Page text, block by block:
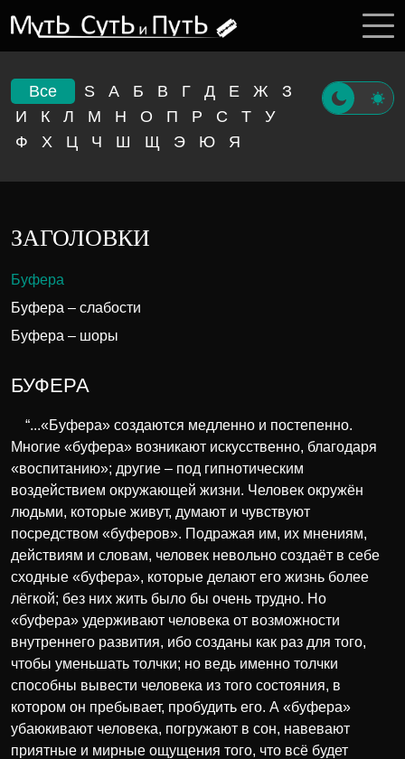
Все S А Б В Г Д Е Ж
З
И
К Л М Н О П Р С Т
У
Ф
Х Ц Ч Ш Щ Э Ю Я
ЗАГОЛОВКИ
Буфера
Буфера – слабости
Буфера – шоры
БУФЕРА
“...«Буфера» создаются медленно и постепенно.
Многие «буфера» возникают искусственно, благодаря
«воспитанию»; другие – под гипнотическим
воздействием окружающей жизни. Человек окружён
людьми, которые живут, думают и чувствуют
посредством «буферов». Подражая им, их мнениям,
действиям и словам, человек невольно создаёт в себе
сходные «буфера», которые делают его жизнь более
лёгкой; без них жить было бы очень трудно. Но
«буфера» удерживают человека от возможности
внутреннего развития, ибо созданы как раз для того,
чтобы уменьшать толчки; но ведь именно толчки
способны вывести человека из того состояния, в
котором он пребывает, пробудить его. А «буфера»
убаюкивают человека, погружают в сон, навевают
приятные и мирные ощущения того, что всё будет